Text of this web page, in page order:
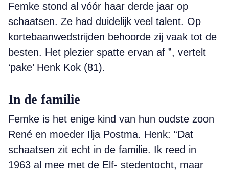
Femke stond al vóór haar derde jaar op
schaatsen. Ze had duidelijk veel talent. Op
kortebaanwedstrijden behoorde zij vaak tot de
besten. Het plezier spatte ervan af ”, vertelt
‘pake’ Henk Kok (81).
In de familie
Femke is het enige kind van hun oudste zoon
René en moeder Ilja Postma. Henk: “Dat
schaatsen zit echt in de familie. Ik reed in
1963 al mee met de Elf- stedentocht, maar